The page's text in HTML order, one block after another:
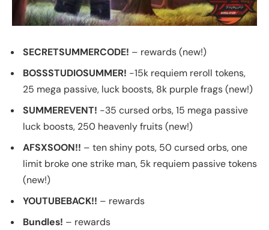
SECRETSUMMERCODE! – rewards (new!)
BOSSSTUDIOSUMMER! -15k requiem reroll tokens,
25 mega passive, luck boosts, 8k purple frags (new!)
SUMMEREVENT! -35 cursed orbs, 15 mega passive
luck boosts, 250 heavenly fruits (new!)
AFSXSOON!! – ten shiny pots, 50 cursed orbs, one
limit broke one strike man, 5k requiem passive tokens
(new!)
YOUTUBEBACK!! – rewards
Bundles! – rewards